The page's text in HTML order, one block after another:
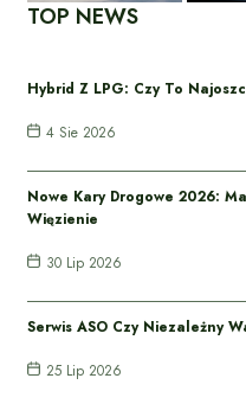
TOP NEWS
Hybrid Z LPG: Czy To
4 Sie 2026
Nowe Kary Drogowe 2026:
Więzienie
30 Lip 2026
Serwis ASO Czy Niezależny
25 Lip 2026